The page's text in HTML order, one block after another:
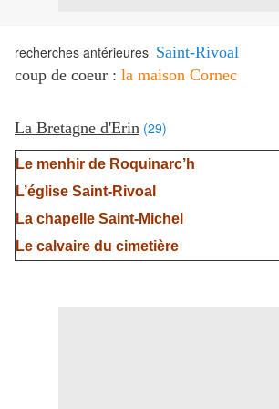
recherches antérieures Saint-Rivoal
coup de coeur : la maison Cornec
La Bretagne d'Erin (29)
Le menhir de Roquinarc’h
L’église Saint-Rivoal
La chapelle Saint-Michel
Le calvaire du cimetière